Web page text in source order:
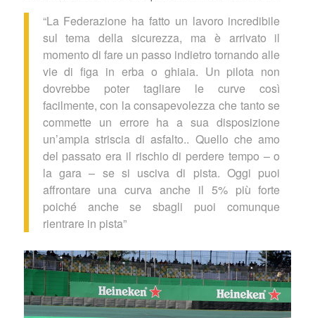
“La Federazione ha fatto un lavoro incredibile
sul tema della sicurezza, ma è arrivato il
momento di fare un passo indietro tornando alle
vie di figa in erba o ghiaia. Un pilota non
dovrebbe poter tagliare le curve così
facilmente, con la consapevolezza che tanto se
commette un errore ha a sua disposizione
un’ampia striscia di asfalto.. Quello che amo
del passato era il rischio di perdere tempo – o
la gara – se si usciva di pista. Oggi puoi
affrontare una curva anche il 5% più forte
poiché anche se sbagli puoi comunque
rientrare in pista”